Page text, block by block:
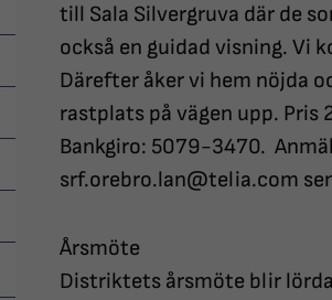
till Sala Silvergruva där de
också en guidad visning. Vi
Därefter åker vi hem nöjda
rastplats på vägen upp. Pris
Bankgiro: 5079-3470.
srf.orebro.lan@telia.com
Årsmöte
Distriktets årsmöte blir